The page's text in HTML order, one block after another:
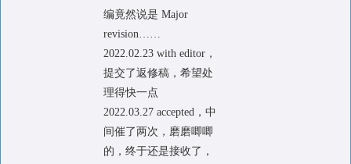
编竟然说是 Major
revision……
2022.02.23 with editor，
提交了返修稿，希望处
理得快一点
2022.03.27 accepted，中
间催了两次，磨磨唧唧
的，终于还是接收了，